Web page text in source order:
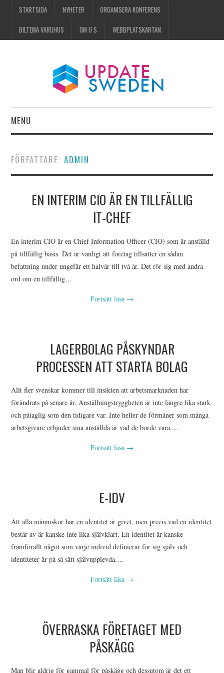
STARTSIDA NYHETER ORGANISERA KONFERENS
BILTEMA VARUHUS OM U S WEBBPLATSKARTAN
MENU
NYHETER
ORGANISERA KONFERENS
OM U S
WEBBPLATSKARTAN
FÖRFATTARE:ADMIN
EN INTERIM CIO ÄR EN TILLFÄLLIG
IT-CHEF
En interim CIO är en Chief Information Officer (CIO) som är anställd
på tillfällig basis. Det är vanligt att företag tillsätter en sådan
befattning under ungefär ett halvår till två år. Det rör sig med andra
ord om en tillfällig…
Fortsätt läsa →
LAGERBOLAG PÅSKYNDAR
PROCESSEN ATT STARTA BOLAG
Allt fler svenskar kommer till insikten att arbetsmarknaden har
förändrats på senare år. Anställningstryggheten är inte längre lika stark
och påtaglig som den tidigare var. Inte heller de förmåner som många
arbetsgivare erbjuder sina anställda är vad de borde vara.…
Fortsätt läsa →
E-IDV
Att alla människor har en identitet är givet, men precis vad en identitet
består av är kanske inte lika självklart. En identitet är kanske
framförallt något som varje individ definierar för sig själv och
identiteter är på så sätt självupplevda.…
Fortsätt läsa →
ÖVERRASKA FÖRETAGET MED
PÅSKÄGG
Man blir aldrig för gammal för påskägg och dessutom är det ett